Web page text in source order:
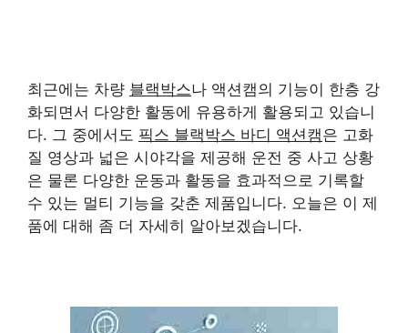
최근에는 차량 블랙박스나 액션캠의 기능이 한층 강
화되면서 다양한 활동에 유용하게 활용되고 있습니
다. 그 중에서도 픽스 블랙박스 바디 액션캠은 고화
질 영상과 넓은 시야각을 제공해 운전 중 사고 상황
은 물론 다양한 운동과 활동을 효과적으로 기록할
수 있는 멀티 기능을 갖춘 제품입니다. 오늘은 이 제
품에 대해 좀 더 자세히 알아보겠습니다.